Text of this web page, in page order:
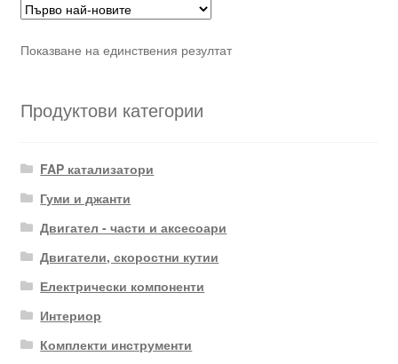
Показване на единствения резултат
Продуктови категории
FAP катализатори
Гуми и джанти
Двигател - части и аксесоари
Двигатели, скоростни кутии
Електрически компоненти
Интериор
Комплекти инструменти